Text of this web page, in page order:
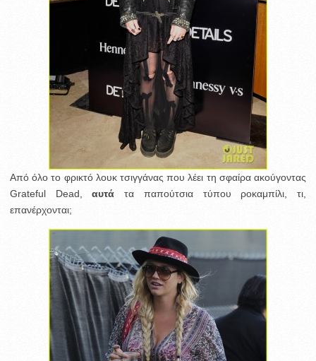
Από όλο το φρικτό λουκ τσιγγάνας που λέει τη σφαίρα ακούγοντας
Grateful Dead,αυτά τα παπούτσια τύπου ροκαμπίλι, τι,
επανέρχονται;